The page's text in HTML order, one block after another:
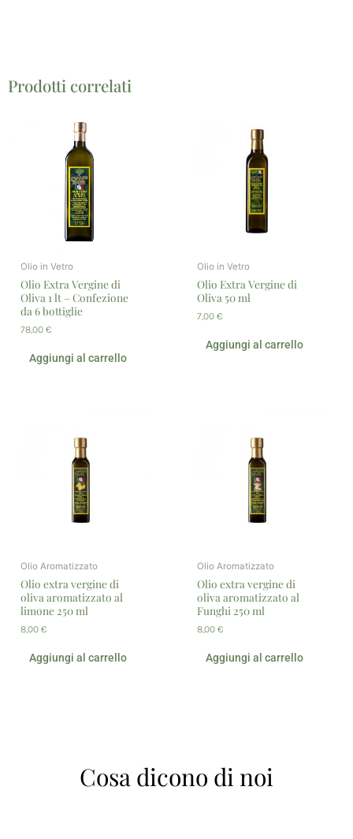
Prodotti correlati
Olio in Vetro
Olio Extra Vergine di
Oliva 1 lt – Confezione
da 6 bottiglie
78,00€
Aggiungi al carrello
Olio in Vetro
Olio Extra Vergine di
Oliva 50 ml
7,00€
Aggiungi al carrello
Olio Aromatizzato
Olio extra vergine di
oliva aromatizzato al
limone 250 ml
8,00€
Aggiungi al carrello
Olio Aromatizzato
Olio extra vergine di
oliva aromatizzato al
Funghi 250 ml
8,00€
Aggiungi al carrello
Cosa dicono di noi